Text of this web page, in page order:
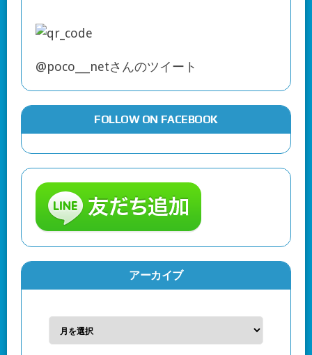
@poco___netさんのツイート
FOLLOW ON FACEBOOK
アーカイブ